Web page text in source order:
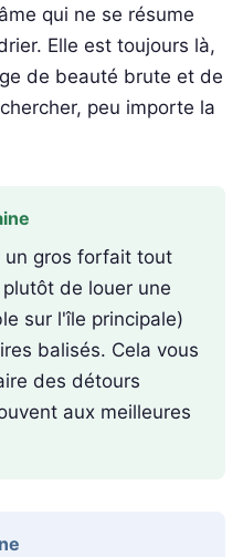
qui ne se résume
Elle est toujours là,
de beauté brute et de
peu importe la
un gros forfait tout
de louer une
sur l'île principale)
balisés. Cela vous
des détours
aux meilleures